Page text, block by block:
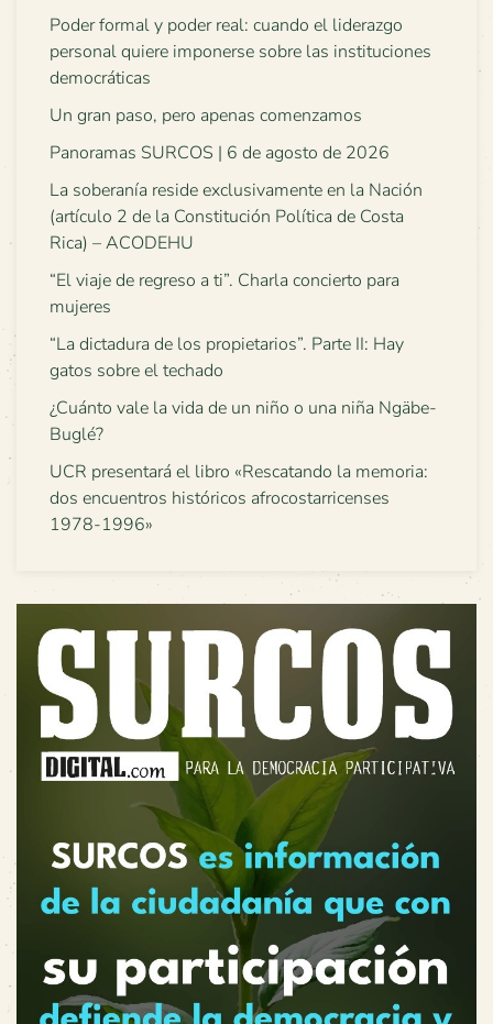
Poder formal y poder real: cuando el liderazgo
personal quiere imponerse sobre las instituciones
democráticas
Un gran paso, pero apenas comenzamos
Panoramas SURCOS | 6 de agosto de 2026
La soberanía reside exclusivamente en la Nación
(artículo 2 de la Constitución Política de Costa
Rica) – ACODEHU
“El viaje de regreso a ti”. Charla concierto para
mujeres
“La dictadura de los propietarios”. Parte II: Hay
gatos sobre el techado
¿Cuánto vale la vida de un niño o una niña Ngäbe-
Buglé?
UCR presentará el libro «Rescatando la memoria:
dos encuentros históricos afrocostarricenses
1978-1996»